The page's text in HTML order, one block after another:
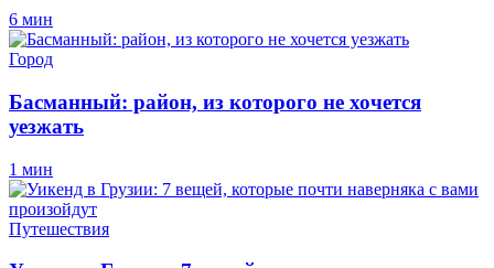
6 мин
Город
Басманный: район, из которого не хочется
уезжать
1 мин
Путешествия